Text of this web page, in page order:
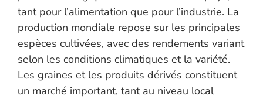
tant pour l’alimentation que pour l’industrie. La
production mondiale repose sur les principales
espèces cultivées, avec des rendements variant
selon les conditions climatiques et la variété.
Les graines et les produits dérivés constituent
un marché important, tant au niveau local